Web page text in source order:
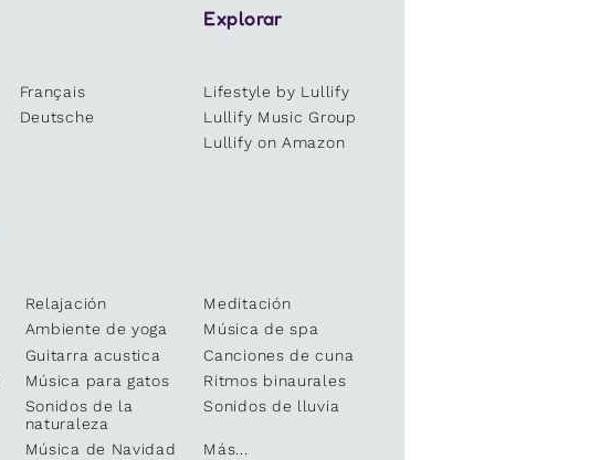
Français
Deutsche
Explorar
Lifestyle by Lullify
Lullify Music Group
Lullify on Amazon
Relajación
Meditación
Ambiente de yoga
Música de spa
Guitarra acustica
Canciones de cuna
Música para gatos
Ritmos binaurales
Sonidos de la
naturaleza
Sonidos de lluvia
Música de Navidad Más...